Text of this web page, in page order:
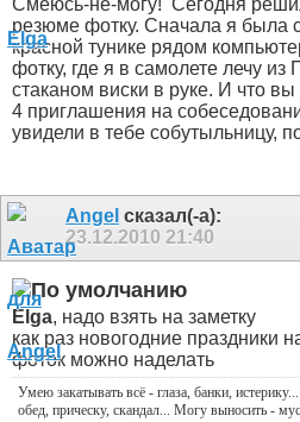
Смеюсь-не-могу! Сегодня
резюме фотку. Сначала я была
красной тунике рядом
фотку, где я в самолете лечу
стаканом виски в руке. И что
4 приглашения на
увидели в тебе собутыльницу,
Angel сказал(-а):
23.12.2010 21:40
Elga, надо взять на заметку
как раз новогодние праздники
фоток можно наделать
Умею закатывать всё - глаза, банки,
обед, прическу, скандал... Могу выносить -